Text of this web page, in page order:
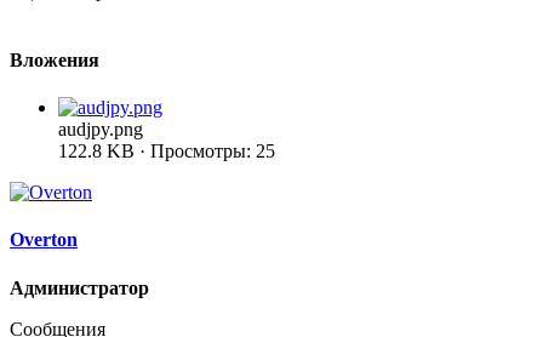
Вложения
audjpy.png
122.8 KB · Просмотры: 25
Overton
Администратор
Сообщения